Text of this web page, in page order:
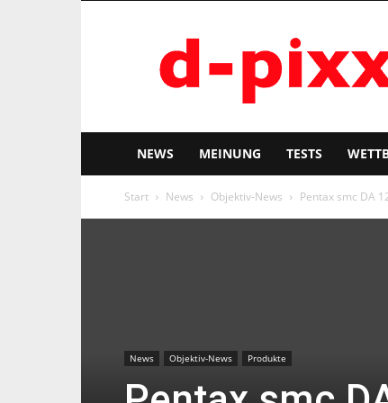
pixx
NEWS MEINUNG TESTS
Start News Objektiv-News Pentax smc DA
News Objektiv-News Produkte